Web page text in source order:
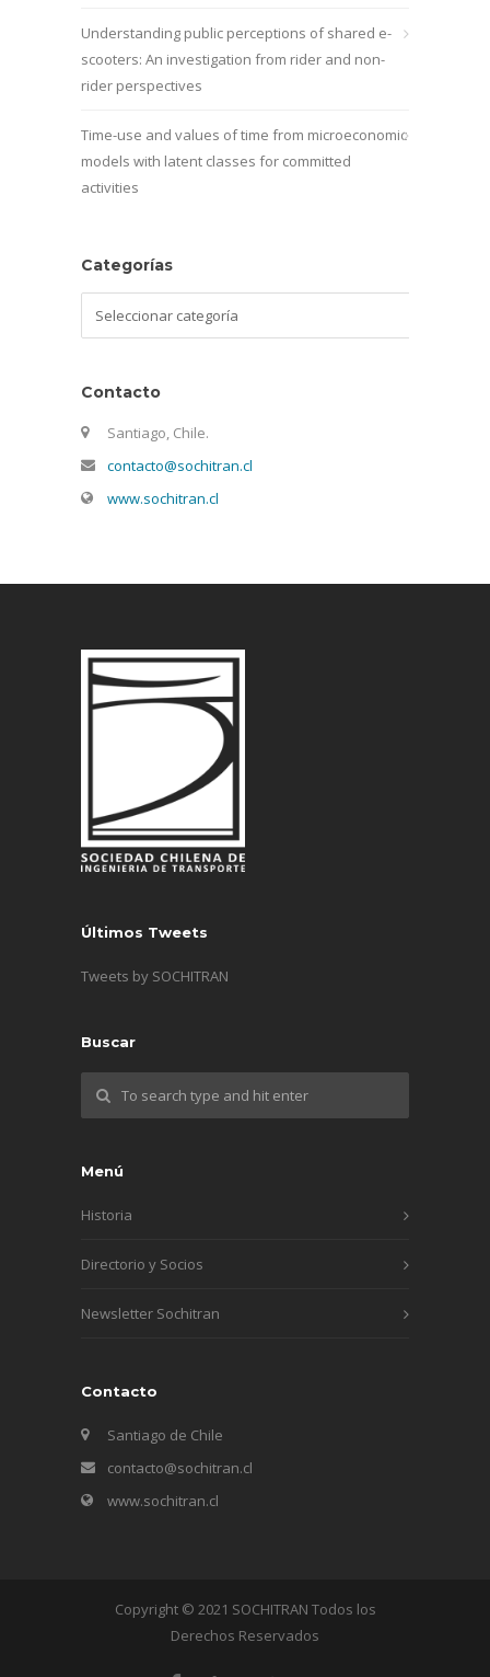
Understanding public perceptions of shared e-
scooters: An investigation from rider and non-
rider perspectives
Time-use and values of time from microeconomic
models with latent classes for committed
activities
Categorías
Contacto
Santiago, Chile.
contacto@sochitran.cl
www.sochitran.cl
Últimos Tweets
Tweets by SOCHITRAN
Buscar
Menú
Historia
Directorio y Socios
Newsletter Sochitran
Contacto
Santiago de Chile
contacto@sochitran.cl
www.sochitran.cl
Copyright © 2021 SOCHITRAN Todos los
Derechos Reservados